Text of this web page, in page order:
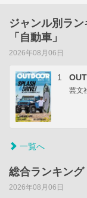
ジャンル別ラン
「自動車」
2026年08月06日
1
芸文
一覧へ
総合ランキング
2026年08月06日